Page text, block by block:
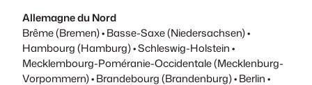
Allemagne du Nord
Brême (Bremen) • Basse-Saxe (Niedersachsen) •
Hambourg (Hamburg) • Schleswig-Holstein •
Mecklembourg-Poméranie-Occidentale (Mecklenburg-
Vorpommern) • Brandebourg (Brandenburg) • Berlin •